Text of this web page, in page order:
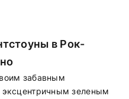
в Рок-
забавным
зеленым